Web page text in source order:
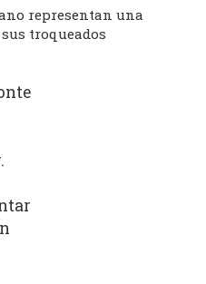
representan una
troqueados